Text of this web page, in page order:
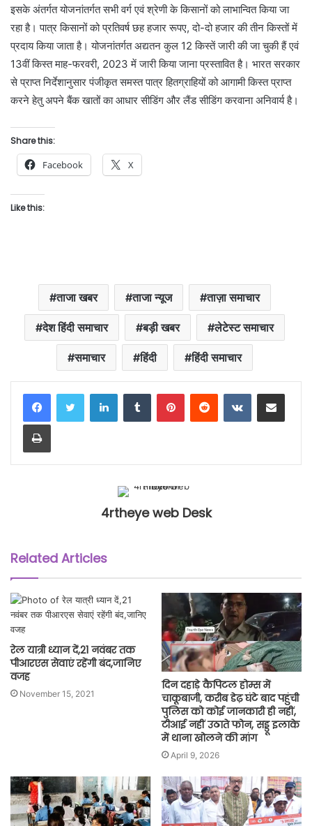
इसके अंतर्गत योजनांतर्गत सभी वर्ग एवं श्रेणी के किसानों को लाभान्वित किया जा
रहा है। पात्र किसानों को प्रतिवर्ष छह हजार रूपए, दो-दो हजार की तीन किस्तों में
प्रदाय किया जाता है। योजनांतर्गत अद्यतन कुल 12 किस्तें जारी की जा चुकी हैं एवं
13वीं किस्त माह-फरवरी, 2023 में जारी किया जाना प्रस्तावित है। भारत सरकार
से प्राप्त निर्देशानुसार पंजीकृत समस्त पात्र हितग्राहियों को आगामी किस्त प्राप्त
करने हेतु अपने बैंक खातों का आधार सीडिंग और लैंड सीडिंग करवाना अनिवार्य है।
Share this:
Facebook X
Like this:
ताजा खबर ताजा न्यूज ताज़ा समाचार
देश हिंदी समाचार बड़ी खबर लेटेस्ट समाचार
समाचार हिंदी हिंदी समाचार
LinkedInTumblr PinterestReddit VKontakteShare via Email
Print
4rtheye web Desk
Related Articles
रेल यात्री ध्यान दें,21 नवंबर तक
पीआरएस सेवाएं रहेंगी बंद,जानिए
वजह
November 15, 2021
दिन दहाड़े कैपिटल होम्स में
चाकूबाजी, करीब डेढ़ घंटे बाद पहुंची
पुलिस को कोई जानकारी ही नहीं,
टीआई नहीं उठाते फोन, सड्डू इलाके
में थाना खोलने की मांग
April 9, 2026